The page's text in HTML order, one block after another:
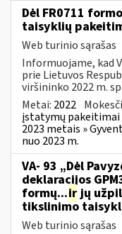
Dėl FR0711
taisyklių
Web turinio sąrašas
Informuojame, kad
prie Lietuvos
viršininko 2022 m.
Metai: 2022
įstatymų pakeitimai
2023 metais »
nuo 2023 m.
VA- 93 „Dėl
deklaracijos
formų...irjų
tikslinimo
Web turinio sąrašas